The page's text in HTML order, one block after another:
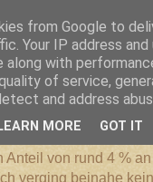
Blog
Anteil von rund 4 %
verging beinahe
from Google to
Your IP address
along with
of service,
and address
LEARN MORE GOT IT